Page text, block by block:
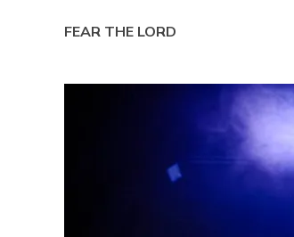
FEAR THE LORD